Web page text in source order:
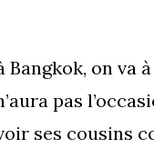
on va
pas
ses cousins